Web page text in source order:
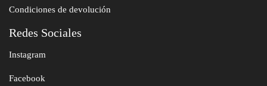
Condiciones de devolución
Redes Sociales
Instagram
Facebook